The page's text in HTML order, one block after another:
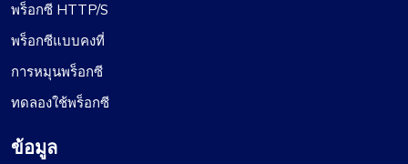
พร็อกซี HTTP/S
พร็อกซีแบบคงที่
การหมุนพร็อกซี
ทดลองใช้พร็อกซี
ข้อมูล